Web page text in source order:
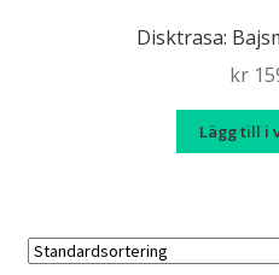
Disktrasa:
kr
Lägg till i